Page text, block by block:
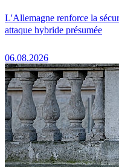
L'Allemagne renforce la
attaque hybride présumée
06.08.2026